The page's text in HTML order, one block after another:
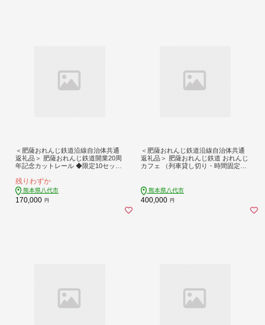
＜肥薩おれんじ鉄道沿線自治体共通
返礼品＞ 肥薩おれんじ鉄道開業20周
年記念カットレール ◆限定10セット
残りわずか
熊本県八代市
170,000 円
＜肥薩おれんじ鉄道沿線自治体共通
返礼品＞ 肥薩おれんじ鉄道 おれんじ
カフェ （列車貸し切り・時間固定）
熊本県八代市
400,000 円